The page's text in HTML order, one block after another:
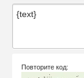
Повторите код: